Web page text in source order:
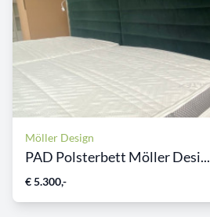
Möller Design
PAD Polsterbett Möller Desi...
€ 5.300,-